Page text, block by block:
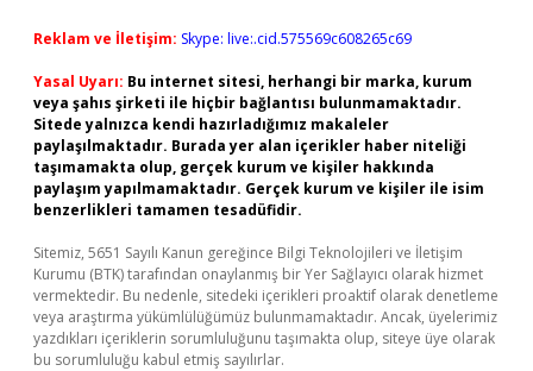
Reklam ve İletişim: Skype: live:.cid.575569c608265c69
Yasal Uyarı: Bu internet sitesi, herhangi bir marka, kurum
veya şahıs şirketi ile hiçbir bağlantısı bulunmamaktadır.
Sitede yalnızca kendi hazırladığımız makaleler
paylaşılmaktadır. Burada yer alan içerikler haber niteliği
taşımamakta olup, gerçek kurum ve kişiler hakkında
paylaşım yapılmamaktadır. Gerçek kurum ve kişiler ile isim
benzerlikleri tamamen tesadüfidir.
Sitemiz, 5651 Sayılı Kanun gereğince Bilgi Teknolojileri ve İletişim
Kurumu (BTK) tarafından onaylanmış bir Yer Sağlayıcı olarak hizmet
vermektedir. Bu nedenle, sitedeki içerikleri proaktif olarak denetleme
veya araştırma yükümlülüğümüz bulunmamaktadır. Ancak, üyelerimiz
yazdıkları içeriklerin sorumluluğunu taşımakta olup, siteye üye olarak
bu sorumluluğu kabul etmiş sayılırlar.